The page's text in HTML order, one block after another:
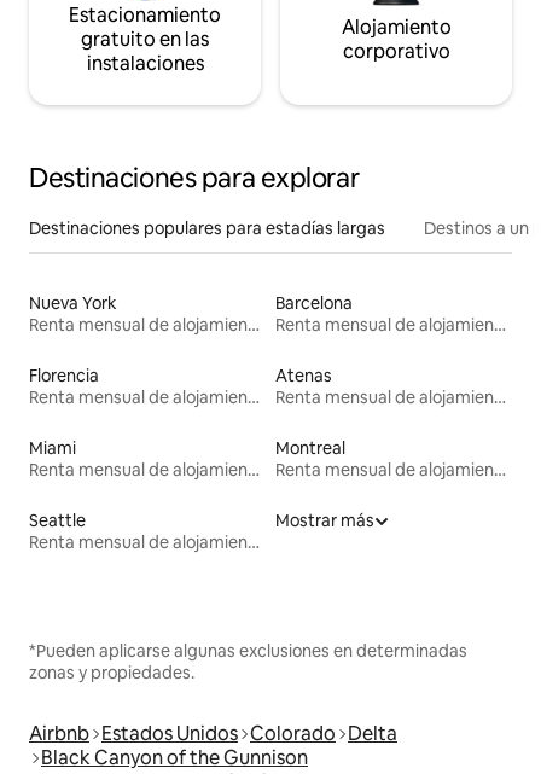
Estacionamiento
gratuito en las
instalaciones
Alojamiento
corporativo
Destinaciones para explorar
Destinaciones populares para estadías largas Destinos a un
Nueva York
Renta mensual de alojamientos
Barcelona
Renta mensual de alojamientos
Florencia
Renta mensual de alojamientos
Atenas
Renta mensual de alojamientos
Miami
Renta mensual de alojamientos
Montreal
Renta mensual de alojamientos
Seattle
Renta mensual de alojamientos
Mostrar más
*Pueden aplicarse algunas exclusiones en determinadas
zonas y propiedades.
Airbnb Estados Unidos Colorado Delta
Black Canyon of the Gunnison